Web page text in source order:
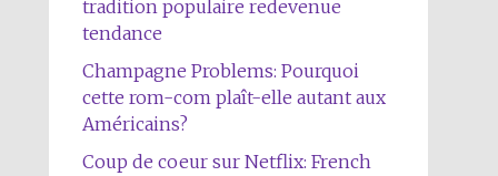
tradition populaire redevenue
tendance
Champagne Problems: Pourquoi
cette rom-com plaît-elle autant aux
Américains?
Coup de coeur sur Netflix: French